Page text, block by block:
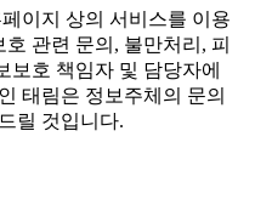
이지 상의 서비스를 이용
관련 문의, 불만처리, 피
보호 책임자 및 담당자에
태림은 정보주체의 문의
릴 것입니다.